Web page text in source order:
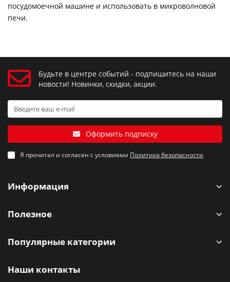
посудомоечной машине и использовать в микроволновой
печи.
Будьте в центре событий - подпишитесь на наши
новости! Новинки, скидки, акции.
Оформить подписку
Я прочитал и согласен с условиями Политика безопасности
Информация
Полезное
Популярные категории
Наши контакты